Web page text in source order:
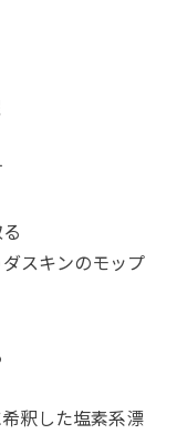
スキンのモップ
釈した塩素系漂